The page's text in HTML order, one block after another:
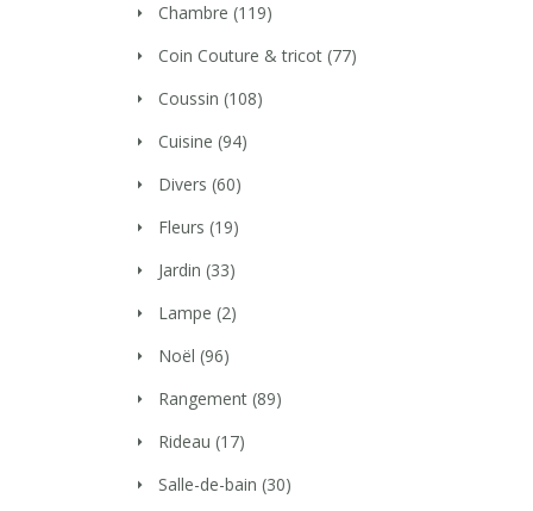
Chambre (119)
Coin Couture & tricot (77)
Coussin (108)
Cuisine (94)
Divers (60)
Fleurs (19)
Jardin (33)
Lampe (2)
Noël (96)
Rangement (89)
Rideau (17)
Salle-de-bain (30)